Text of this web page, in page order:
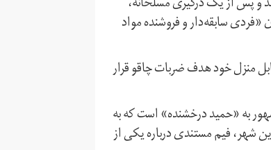
سابقه‌دار و فروشنده مواد
جمعه کازرون، مقابل منزل خود هدف ضربات چاقو قرار
به «حمید درخشنده» است که به
شهر، فیم مستندی درباره یکی از